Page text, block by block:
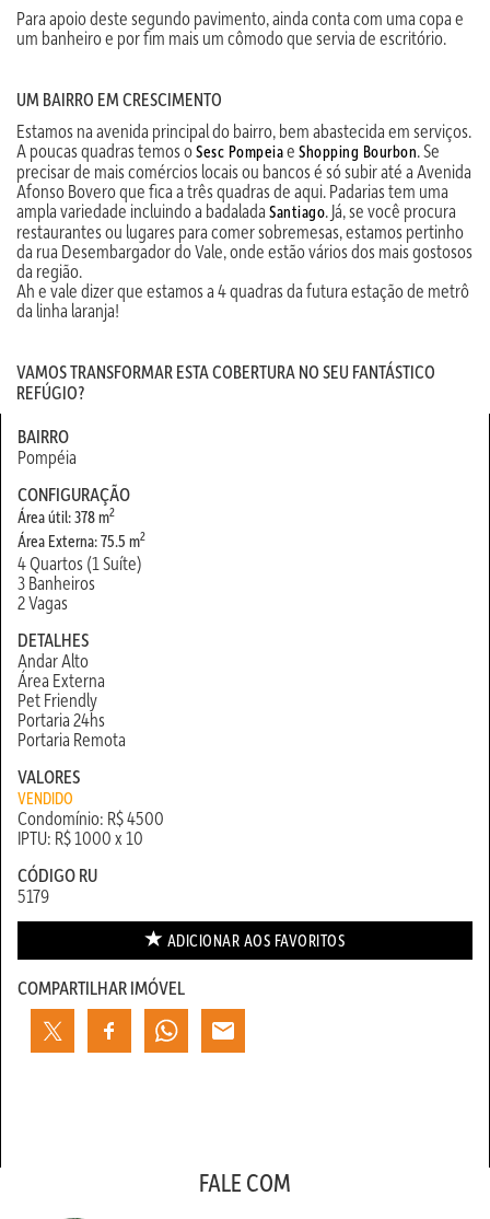
Para apoio deste segundo pavimento, ainda conta com uma copa e
um banheiro e por fim mais um cômodo que servia de escritório.
UM BAIRRO EM CRESCIMENTO
Estamos na avenida principal do bairro, bem abastecida em serviços.
A poucas quadras temos oSesc Pompeiae Shopping Bourbon. Se
precisar de mais comércios locais ou bancos é só subir até a Avenida
Afonso Bovero que fica a três quadras de aqui. Padarias tem uma
ampla variedade incluindo a badalada Santiago. Já, se você procura
restaurantes ou lugares para comer sobremesas, estamos pertinho
da rua Desembargador do Vale, onde estão vários dos mais gostosos
da região.
Ah e vale dizer que estamos a 4 quadras da futura estação de metrô
da linha laranja!
VAMOS TRANSFORMAR ESTA COBERTURA NO SEU FANTÁSTICO
REFÚGIO?
BAIRRO
Pompéia
CONFIGURAÇÃO
Área útil: 378 m2
Área Externa: 75.5 m2
4 Quartos (1 Suíte)
3 Banheiros
2 Vagas
DETALHES
Andar Alto
Área Externa
Pet Friendly
Portaria 24hs
Portaria Remota
VALORES
VENDIDO
Condomínio: R$ 4500
IPTU: R$ 1000 x 10
CÓDIGO RU
5179
ADICIONAR AOS FAVORITOS
COMPARTILHAR IMÓVEL
FALE COM